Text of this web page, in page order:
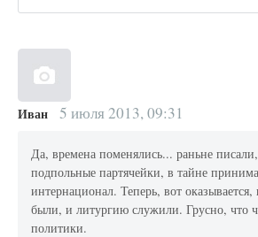
Иван 5 июля 2013, 09:31
Да, времена поменялись... раньне
подпольные партячейки, в тайне
интернационал. Теперь, вот
были, и литургию служили. Грусно, что
политики.